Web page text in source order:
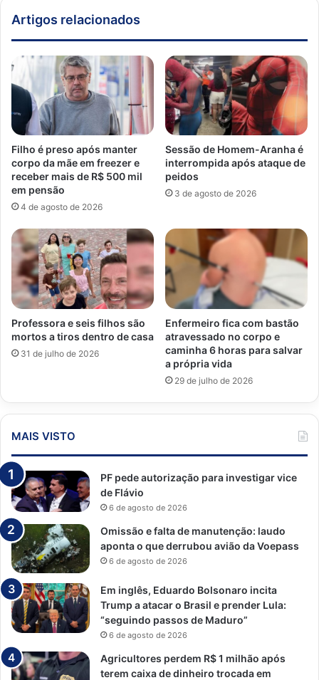
Artigos relacionados
Filho é preso após manter
corpo da mãe em freezer e
receber mais de R$ 500 mil
em pensão
4 de agosto de 2026
Sessão de Homem-Aranha é
interrompida após ataque de
peidos
3 de agosto de 2026
Professora e seis filhos são
mortos a tiros dentro de casa
31 de julho de 2026
Enfermeiro fica com bastão
atravessado no corpo e
caminha 6 horas para salvar
a própria vida
29 de julho de 2026
MAIS VISTO
PF pede autorização para investigar vice
de Flávio
6 de agosto de 2026
Omissão e falta de manutenção: laudo
aponta o que derrubou avião da Voepass
6 de agosto de 2026
Em inglês, Eduardo Bolsonaro incita
Trump a atacar o Brasil e prender Lula:
“seguindo passos de Maduro”
6 de agosto de 2026
Agricultores perdem R$ 1 milhão após
terem caixa de dinheiro trocada em